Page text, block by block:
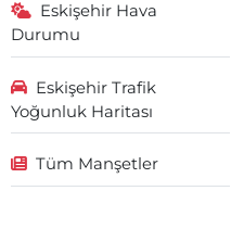
Eskişehir Hava
Durumu
Eskişehir Trafik
Yoğunluk Haritası
Tüm Manşetler